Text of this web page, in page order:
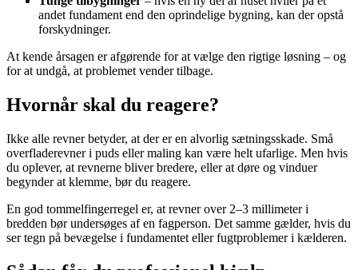
andet fundament end den oprindelige bygning, kan der opstå
forskydninger.
At kende årsagen er afgørende for at vælge den rigtige løsning – og
for at undgå, at problemet vender tilbage.
Hvornår skal du reagere?
Ikke alle revner betyder, at der er en alvorlig sætningsskade. Små
overfladerevner i puds eller maling kan være helt ufarlige. Men hvis
du oplever, at revnerne bliver bredere, eller at døre og vinduer
begynder at klemme, bør du reagere.
En god tommelfingerregel er, at revner over 2–3 millimeter i
bredden bør undersøges af en fagperson. Det samme gælder, hvis du
ser tegn på bevægelse i fundamentet eller fugtproblemer i kælderen.